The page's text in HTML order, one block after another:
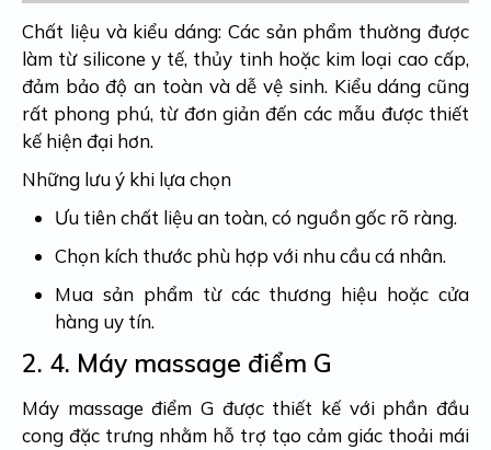
Chất liệu và kiểu dáng: Các sản phẩm thường được
làm từ silicone y tế, thủy tinh hoặc kim loại cao cấp,
đảm bảo độ an toàn và dễ vệ sinh. Kiểu dáng cũng
rất phong phú, từ đơn giản đến các mẫu được thiết
kế hiện đại hơn.
Những lưu ý khi lựa chọn
Ưu tiên chất liệu an toàn, có nguồn gốc rõ ràng.
Chọn kích thước phù hợp với nhu cầu cá nhân.
Mua sản phẩm từ các thương hiệu hoặc cửa
hàng uy tín.
2. 4. Máy massage điểm G
Máy massage điểm G được thiết kế với phần đầu
cong đặc trưng nhằm hỗ trợ tạo cảm giác thoải mái